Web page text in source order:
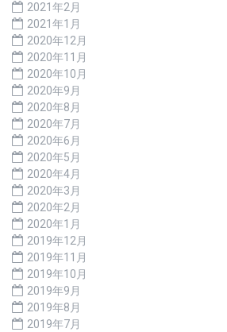
2021年2月
2021年1月
2020年12月
2020年11月
2020年10月
2020年9月
2020年8月
2020年7月
2020年6月
2020年5月
2020年4月
2020年3月
2020年2月
2020年1月
2019年12月
2019年11月
2019年10月
2019年9月
2019年8月
2019年7月